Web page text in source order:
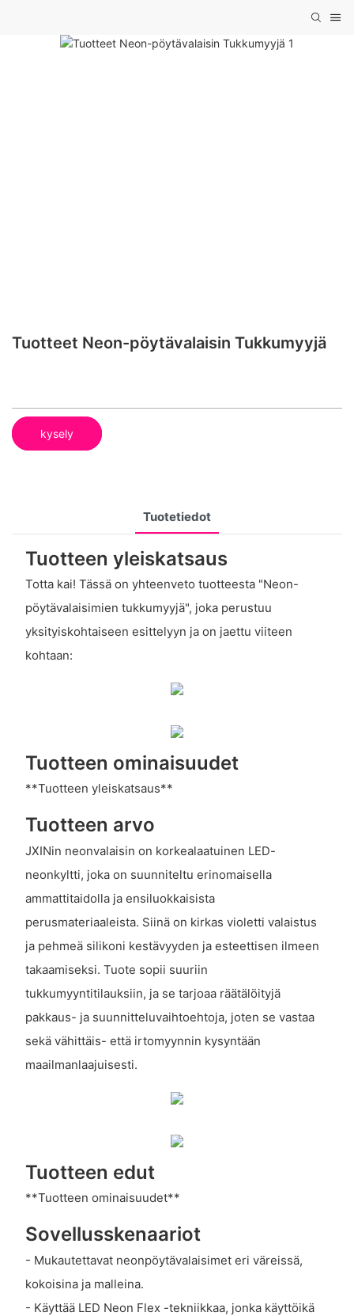
Tuotteet Neon-pöytävalaisin Tukkumyyjä
kysely
Tuotetiedot
Tuotteen yleiskatsaus
Totta kai! Tässä on yhteenveto tuotteesta "Neon-
pöytävalaisimien tukkumyyjä", joka perustuu
yksityiskohtaiseen esittelyyn ja on jaettu viiteen
kohtaan:
Tuotteen ominaisuudet
**Tuotteen yleiskatsaus**
Tuotteen arvo
JXINin neonvalaisin on korkealaatuinen LED-
neonkyltti, joka on suunniteltu erinomaisella
ammattitaidolla ja ensiluokkaisista
perusmateriaaleista. Siinä on kirkas violetti valaistus
ja pehmeä silikoni kestävyyden ja esteettisen ilmeen
takaamiseksi. Tuote sopii suuriin
tukkumyyntitilauksiin, ja se tarjoaa räätälöityjä
pakkaus- ja suunnitteluvaihtoehtoja, joten se vastaa
sekä vähittäis- että irtomyynnin kysyntään
maailmanlaajuisesti.
Tuotteen edut
**Tuotteen ominaisuudet**
Sovellusskenaariot
- Mukautettavat neonpöytävalaisimet eri väreissä,
kokoisina ja malleina.
- Käyttää LED Neon Flex -tekniikkaa, jonka käyttöikä